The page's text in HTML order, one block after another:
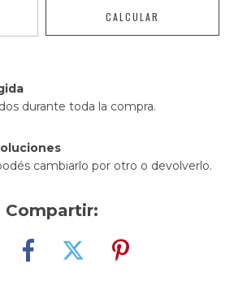
CALCULAR
durante toda la compra.
cambiarlo por otro o devolverlo.
Compartir: